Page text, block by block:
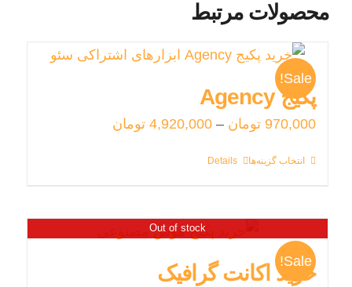
محصولات مرتبط
Sale!
پکیج Agency
970,000 تومان –
4,920,000 تومان
انتخاب گزینه‌ها Details
Sale!
Out of stock
خرید اکانت گرافیک